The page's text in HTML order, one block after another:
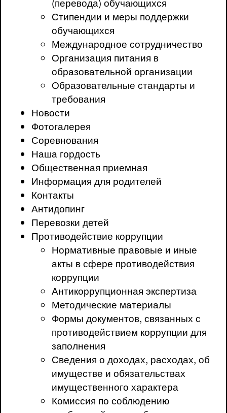
Стипендии и меры поддержки
обучающихся
Международное сотрудничество
Организация питания в
образовательной организации
Образовательные стандарты и
требования
Новости
Фотогалерея
Соревнования
Наша гордость
Общественная приемная
Информация для родителей
Контакты
Антидопинг
Перевозки детей
Противодействие коррупции
Нормативные правовые и иные
акты в сфере противодействия
коррупции
Антикоррупционная экспертиза
Методические материалы
Формы документов, связанных с
противодействием коррупции для
заполнения
Сведения о доходах, расходах, об
имуществе и обязательствах
имущественного характера
Комиссия по соблюдению